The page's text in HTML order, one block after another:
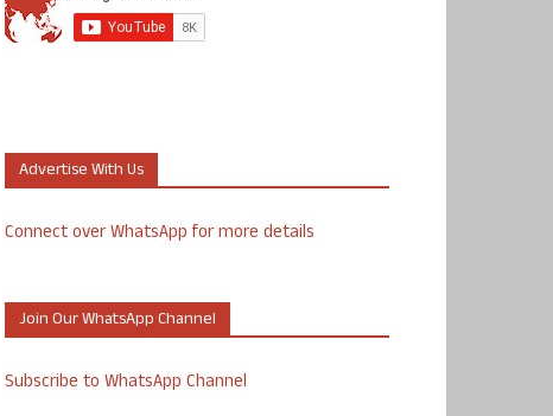
Advertise With Us
Connect over WhatsApp for more details
Join Our WhatsApp Channel
Subscribe to WhatsApp Channel